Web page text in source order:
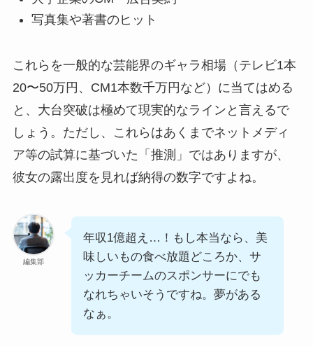
写真集や著書のヒット
これらを一般的な芸能界のギャラ相場（テレビ1本
20〜50万円、CM1本数千万円など）に当てはめる
と、大台突破は極めて現実的なラインと言えるで
しょう。ただし、これらはあくまでネットメディ
ア等の試算に基づいた「推測」ではありますが、
彼女の露出度を見れば納得の数字ですよね。
編集部
年収1億超え…！もし本当なら、美
味しいもの食べ放題どころか、サ
ッカーチームのスポンサーにでも
なれちゃいそうですね。夢がある
なぁ。